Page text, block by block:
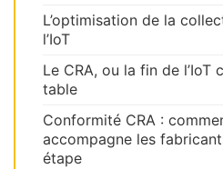
L’optimisation de la
l’IoT
Le CRA, ou la fin de l’IoT
table
Conformité CRA :
accompagne les
étape